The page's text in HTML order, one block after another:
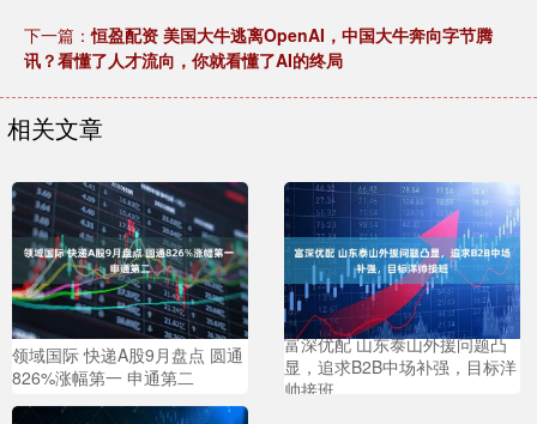
下一篇：恒盈配资 美国大牛逃离OpenAI，中国大牛奔向字节腾
讯？看懂了人才流向，你就看懂了AI的终局
相关文章
领域国际 快递A股9月盘点 圆通
826%涨幅第一 申通第二
富深优配 山东泰山外援问题凸
显，追求B2B中场补强，目标洋
帅接班